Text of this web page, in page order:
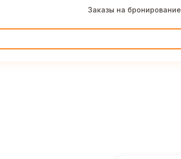
Заказы на бронирование